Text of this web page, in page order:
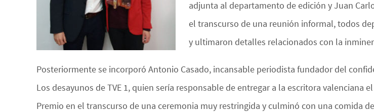
adjunta al departamento de edición y Juan
el transcurso de una reunión informal, todos
y ultimaron detalles relacionados con la
Posteriormente se incorporó Antonio Casado, incansable periodista fundador del
Los desayunos de TVE 1, quien sería responsable de entregar a la escritora valenciana
Premio en el transcurso de una ceremonia muy restringida y culminó con una comida